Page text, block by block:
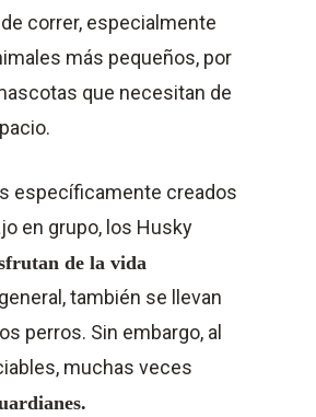
correr, especialmente
más pequeños, por
que necesitan de
específicamente creados
en grupo, los Husky
de la vida
también se llevan
perros. Sin embargo, al
muchas veces